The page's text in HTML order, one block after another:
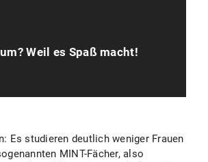
Weil es Spaß macht!
Es studieren deutlich weniger Frauen
MINT-Fächer, also